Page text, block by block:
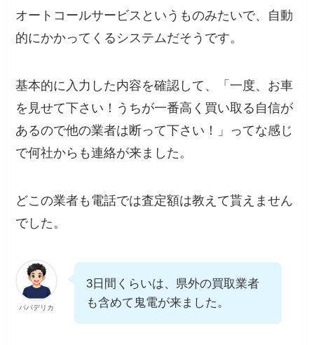
オートコールサービスというものみたいで、自動
的にかかってくるシステムだそうです。
基本的に入力した内容を確認して、「一度、お車
を見せて下さい！うちが一番高く買い取る自信が
あるので他の業者は断って下さい！」ってな感じ
で何社からも連絡が来ました。
どこの業者も電話では査定額は教えて貰えません
でした。
パパデリカ
3日間くらいは、県外の買取業者
も含めて鬼電が来ました。